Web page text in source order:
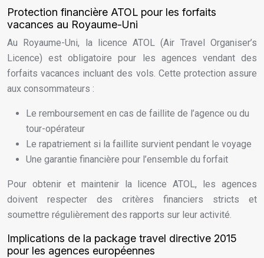
Protection financière ATOL pour les forfaits
vacances au Royaume-Uni
Au Royaume-Uni, la licence ATOL (Air Travel Organiser’s
Licence) est obligatoire pour les agences vendant des
forfaits vacances incluant des vols. Cette protection assure
aux consommateurs :
Le remboursement en cas de faillite de l’agence ou du
tour-opérateur
Le rapatriement si la faillite survient pendant le voyage
Une garantie financière pour l’ensemble du forfait
Pour obtenir et maintenir la licence ATOL, les agences
doivent respecter des critères financiers stricts et
soumettre régulièrement des rapports sur leur activité.
Implications de la package travel directive 2015
pour les agences européennes